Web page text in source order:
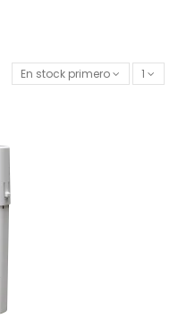
En stock primero 1